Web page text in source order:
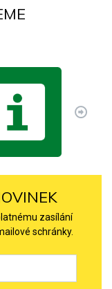
zasílání
schránky.